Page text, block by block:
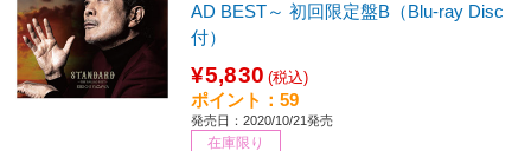
AD BEST～ 初回限定盤B（Blu-ray Disc
付）
¥5,830 (税込)
ポイント：59
発売日：2020/10/21発売
在庫限り